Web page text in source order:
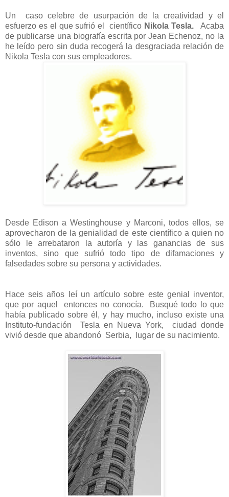
Un caso celebre de usurpación de la creatividad y el
esfuerzo es el que sufrió el científico Nikola Tesla.
Acaba
de publicarse una biografía escrita por Jean Echenoz, no la
he leído pero sin duda recogerá la desgraciada relación de
Nikola Tesla con sus empleadores.
Desde Edison a Westinghouse y Marconi, todos ellos, se
aprovecharon de la genialidad de este científico a quien no
sólo le arrebataron la autoría y las ganancias de sus
inventos, sino que sufrió todo tipo de difamaciones y
falsedades sobre su persona y actividades.
Hace seis años leí un artículo sobre este genial inventor,
que por aquel entonces no conocía. Busqué todo lo que
había publicado sobre él, y hay mucho, incluso existe una
Instituto-fundación Tesla en Nueva York, ciudad donde
vivió desde que abandonó Serbia, lugar de su nacimiento.